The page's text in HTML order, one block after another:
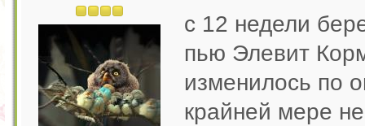
с 12 недели
пью Элевит
изменилось по
крайней мере